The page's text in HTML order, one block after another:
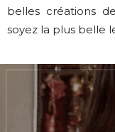
belles créations
soyez la plus belle